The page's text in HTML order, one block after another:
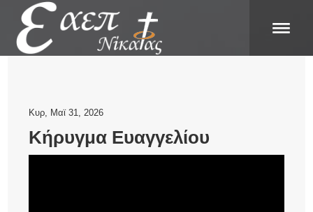
Κυρ, Μαϊ 31, 2026
Κήρυγμα Ευαγγελίου